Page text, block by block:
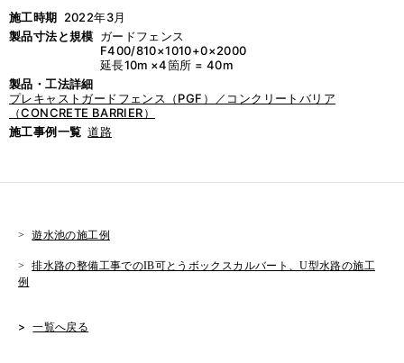
施工時期 2022年3月
製品寸法と規模 ガードフェンス
F400/810×1010+0×2000
延長10m ×4箇所 = 40m
製品・工法詳細
プレキャストガードフェンス（PGF）／コンクリートバリア
（CONCRETE BARRIER）
施工事例一覧 道路
遊水池の施工例
排水路の整備工事でのIB可とうボックスカルバート、U型水路の施工
例
一覧へ戻る